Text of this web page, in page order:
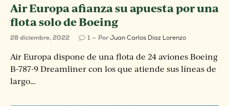
Air Europa afianza su apuesta por una
flota solo de Boeing
28 diciembre, 2022 1 PorJuan Carlos Diaz Lorenzo
Air Europa dispone de una flota de 24 aviones Boeing
B-787-9 Dreamliner con los que atiende sus líneas de
largo…